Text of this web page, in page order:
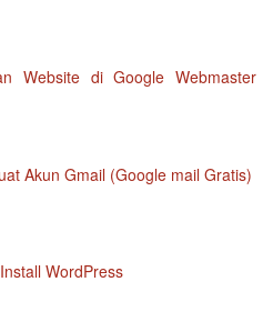
Website di Google Webmaster
Akun Gmail (Google mail Gratis)
WordPress